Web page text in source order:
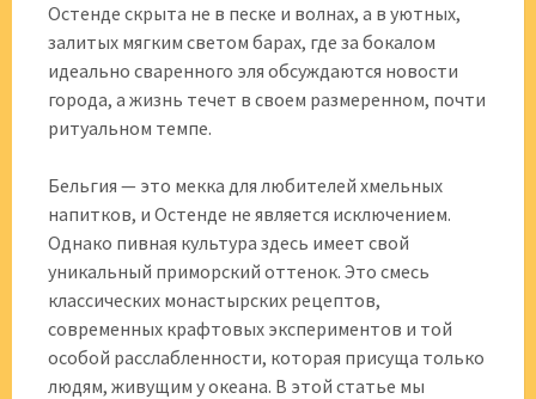
Остенде скрыта не в песке и волнах, а в уютных,
залитых мягким светом барах, где за бокалом
идеально сваренного эля обсуждаются новости
города, а жизнь течет в своем размеренном, почти
ритуальном темпе.
Бельгия — это мекка для любителей хмельных
напитков, и Остенде не является исключением.
Однако пивная культура здесь имеет свой
уникальный приморский оттенок. Это смесь
классических монастырских рецептов,
современных крафтовых экспериментов и той
особой расслабленности, которая присуща только
людям, живущим у океана. В этой статье мы